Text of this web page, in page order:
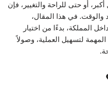
أو حتى للراحة والتغيير، فإن
والوقت. في هذا المقال،
المملكة، بدءًا من اختيار
لتسهيل العملية، وصولاً